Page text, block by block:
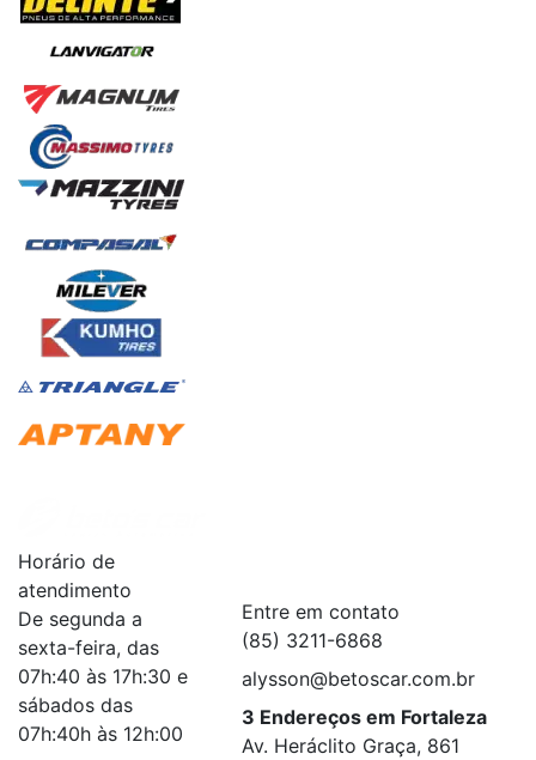
Horário de
atendimento
De segunda a
sexta-feira, das
07h:40 às 17h:30 e
sábados das
07h:40h às 12h:00
Entre em contato
(85) 3211-6868
alysson@betoscar.com.br
3 Endereços em Fortaleza
Av. Heráclito Graça, 861